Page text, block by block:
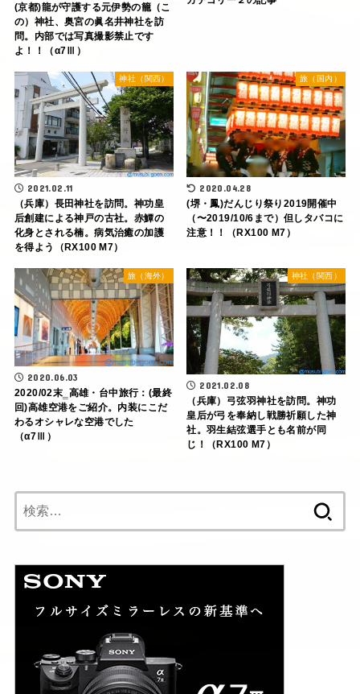
(京都)龍が守護する元伊勢の籠（こ
の）神社、奥宮の眞名井神社を訪
問。内部では写真撮影禁止です
よ！！（α7Ⅲ）
神社（関西）
2021.02.11
（兵庫）長田神社を訪問。神功皇
后創建による神戸の古社。赤鱏の
化身とされる楠。病気治癒の加護
を得よう（RX100 M7）
旅（国内）
2020.04.28
(堺・鳳)だんじり祭り2019開催中
（〜2019/10/6まで）但しタバコに
注意！！（RX100 M7）
旅（海外）
2020.06.03
2020/02末‗高雄・台中旅行：(最終
回)高雄空港をご紹介。内装にこだ
わるオシャレな空港でした
（α7Ⅲ）
神社（関西）
2021.02.08
（兵庫）弓弦羽神社を訪問。神功
皇后が弓を奉納し戦勝祈願した神
社。羽生結弦選手とも名前が同
じ！（RX100 M7）
索: